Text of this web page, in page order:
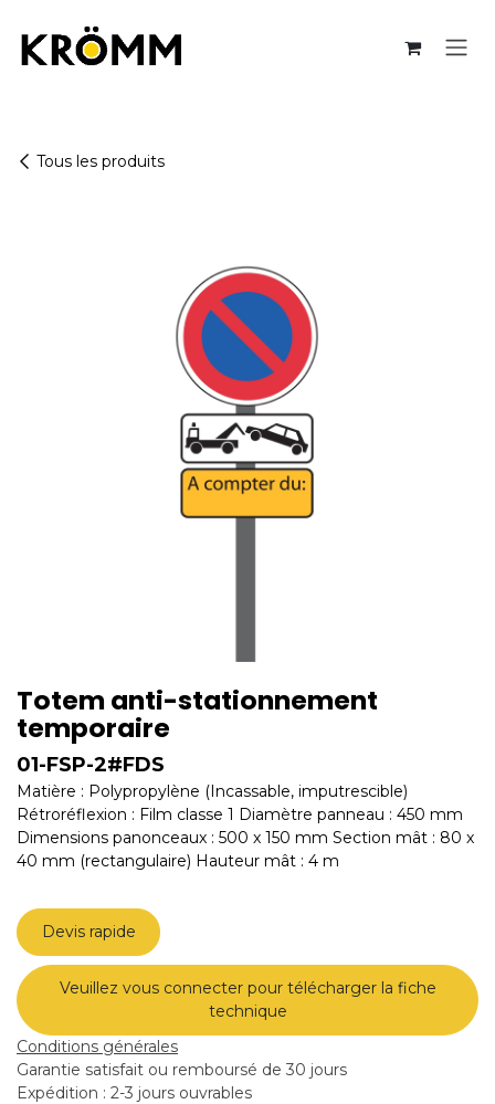
Tous les produits
Totem anti-stationnement
temporaire
01-FSP-2#FDS
Matière : Polypropylène (Incassable, imputrescible)
Rétroréflexion : Film classe 1 Diamètre panneau : 450 mm
Dimensions panonceaux : 500 x 150 mm Section mât : 80 x
40 mm (rectangulaire) Hauteur mât : 4 m
Devis rapide
Veuillez vous connecter pour télécharger la fiche
technique
Conditions générales
Garantie satisfait ou remboursé de 30 jours
Expédition : 2-3 jours ouvrables